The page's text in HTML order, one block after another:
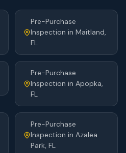
Pre-Purchase
Inspection in Maitland,
FL
Pre-Purchase
Inspection in Apopka,
FL
Pre-Purchase
Inspection in Azalea
Park, FL